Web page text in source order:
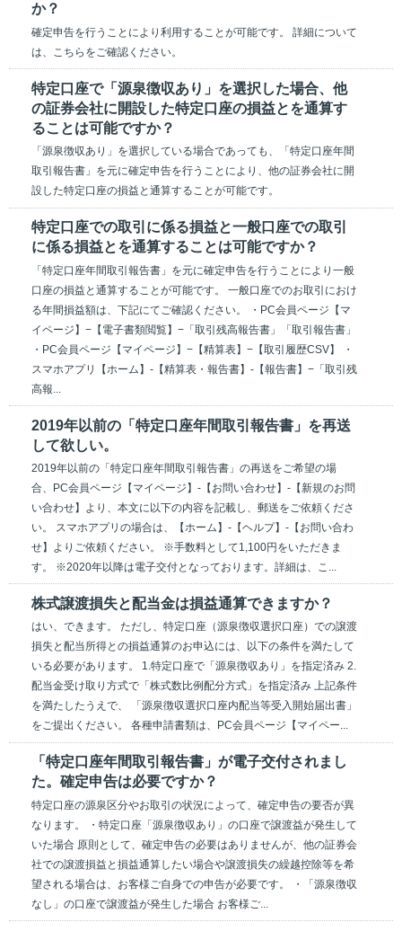
か？
確定申告を行うことにより利用することが可能です。 詳細について
は、こちらをご確認ください。
特定口座で「源泉徴収あり」を選択した場合、他
の証券会社に開設した特定口座の損益とを通算す
ることは可能ですか？
「源泉徴収あり」を選択している場合であっても、「特定口座年間
取引報告書」を元に確定申告を行うことにより、他の証券会社に開
設した特定口座の損益と通算することが可能です。
特定口座での取引に係る損益と一般口座での取引
に係る損益とを通算することは可能ですか？
「特定口座年間取引報告書」を元に確定申告を行うことにより一般
口座の損益と通算することが可能です。 一般口座でのお取引におけ
る年間損益額は、下記にてご確認ください。 ・PC会員ページ【マ
イページ】−【電子書類閲覧】−「取引残高報告書」「取引報告書」
・PC会員ページ【マイページ】−【精算表】−【取引履歴CSV】 ・
スマホアプリ【ホーム】-【精算表・報告書】-【報告書】−「取引残
高報...
2019年以前の「特定口座年間取引報告書」を再送
して欲しい。
2019年以前の「特定口座年間取引報告書」の再送をご希望の場
合、PC会員ページ【マイページ】-【お問い合わせ】-【新規のお問
い合わせ】より、本文に以下の内容を記載し、郵送をご依頼くださ
い。 スマホアプリの場合は、【ホーム】-【ヘルプ】-【お問い合わ
せ】よりご依頼ください。 ※手数料として1,100円をいただきま
す。 ※2020年以降は電子交付となっております。詳細は、こ...
株式譲渡損失と配当金は損益通算できますか？
はい、できます。 ただし、特定口座（源泉徴収選択口座）での譲渡
損失と配当所得との損益通算のお申込には、以下の条件を満たして
いる必要があります。 1.特定口座で「源泉徴収あり」を指定済み 2.
配当金受け取り方式で「株式数比例配分方式」を指定済み 上記条件
を満たしたうえで、 「源泉徴収選択口座内配当等受入開始届出書」
をご提出ください。 各種申請書類は、PC会員ページ【マイペー...
「特定口座年間取引報告書」が電子交付されまし
た。確定申告は必要ですか？
特定口座の源泉区分やお取引の状況によって、確定申告の要否が異
なります。 ・特定口座「源泉徴収あり」の口座で譲渡益が発生して
いた場合 原則として、確定申告の必要はありませんが、他の証券会
社での譲渡損益と損益通算したい場合や譲渡損失の繰越控除等を希
望される場合は、お客様ご自身での申告が必要です。 ・「源泉徴収
なし」の口座で譲渡益が発生した場合 お客様ご...